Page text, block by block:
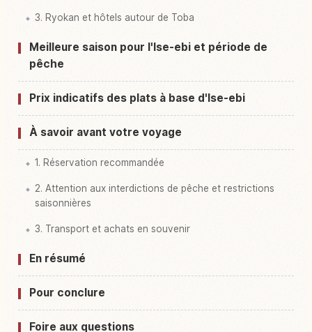
3. Ryokan et hôtels autour de Toba
Meilleure saison pour l'Ise-ebi et période de
pêche
Prix indicatifs des plats à base d'Ise-ebi
À savoir avant votre voyage
1. Réservation recommandée
2. Attention aux interdictions de pêche et restrictions
saisonnières
3. Transport et achats en souvenir
En résumé
Pour conclure
Foire aux questions